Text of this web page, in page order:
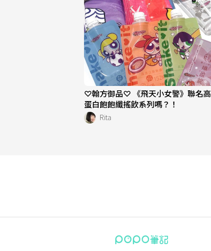
♡翰方御品♡ 《飛天小女警》聯名高
蛋白飽飽纖搖飲系列嗎？！
Rita